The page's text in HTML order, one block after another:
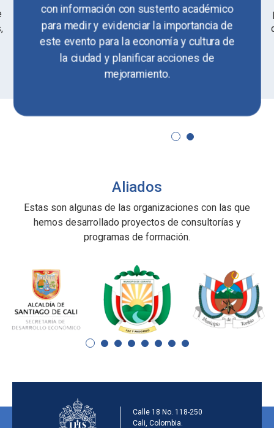
con información con sustento académico
para medir y evidenciar la importancia de
este evento para la economía y cultura de
la ciudad y planificar acciones de
mejoramiento.
Aliados
Estas son algunas de las organizaciones con las que
hemos desarrollado proyectos de consultorías y
programas de formación.
Información de la
Calle 18 No. 118-250
Cali, Colombia.